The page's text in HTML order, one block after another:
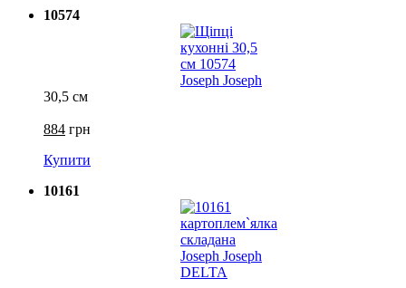
10574
30,5 см
884 грн
Купити
10161